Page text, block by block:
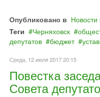
Опубликовано в
Теги
Черняховск
депутатов
бюджет устав
Среда, 12 июля 2017 20:15
Повестка
Совета